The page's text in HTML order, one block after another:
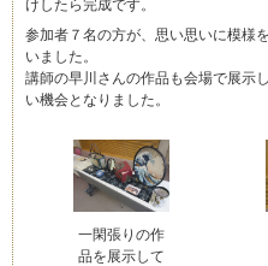
けしたら完成です。
参加者７名の方が、思い思いに模様
いました。
講師の早川さんの作品も会場で展示
い機会となりました。
一閑張りの作
品を展示して